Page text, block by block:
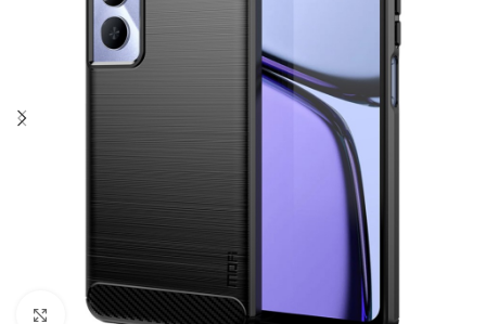
Click to enlarge